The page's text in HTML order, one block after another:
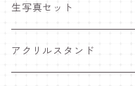
25夏 衣装
25.5 セーラー服
生写真セット
25夏 衣装
アクリルスタンド